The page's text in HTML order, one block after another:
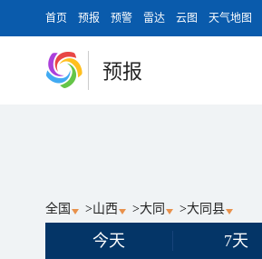
首页 预报 预警 雷达 云图 天气地图
预报
全国 >山西 >大同 >大同县
今天 7天